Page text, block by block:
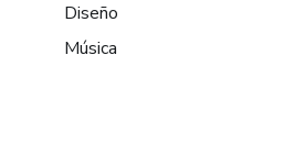
Diseño
Música